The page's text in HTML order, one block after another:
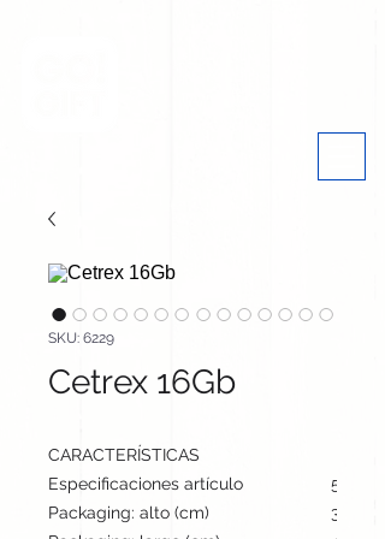
SKU: 6229
Cetrex 16Gb
CARACTERÍSTICAS
Especificaciones artículo
5.8
Packaging: alto (cm)
34